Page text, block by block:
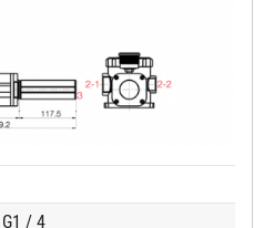
/ 4